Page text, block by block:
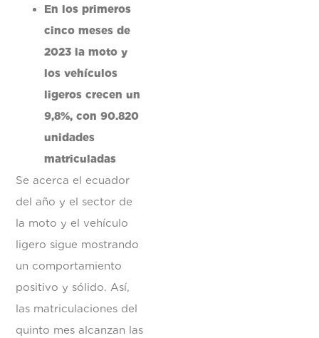
En los primeros
cinco meses de
2023 la moto y
los vehículos
ligeros crecen un
9,8%, con 90.820
unidades
matriculadas
Se acerca el ecuador
del año y el sector de
la moto y el vehículo
ligero sigue mostrando
un comportamiento
positivo y sólido. Así,
las matriculaciones del
quinto mes alcanzan las